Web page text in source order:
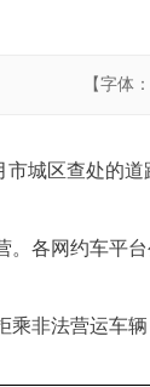
【字体：
城区查处的
各网约车平
非法营运车